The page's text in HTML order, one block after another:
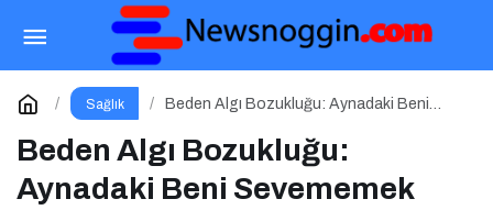
Sağlık
Beden Algı Bozukluğu: Aynadaki Beni
Beden Algı Bozukluğu:
Aynadaki Beni Sevememek
Yeme Bozuklukları Yorum Yap Paylaş